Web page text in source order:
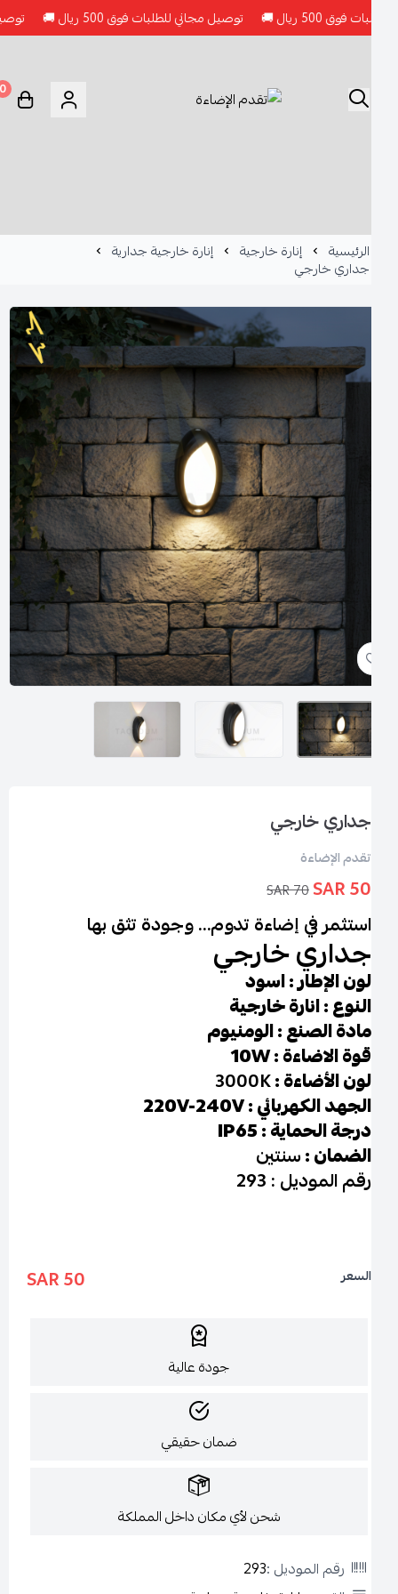
توصيل مجاني للطلبات فوق 500 ريال 🚚 توصيل مجاني
0
الرئيسية إنارة خارجية إنارة خارجية جدارية
جداري خارجي
جداري خارجي
تقدم الإضاءة
70 SAR
استثمر في إضاءة تدوم… وجودة تثق بها
جداري خارجي
لون الإطار : اسود
النوع : انارة خارجية
مادة الصنع : الومنيوم
قوة الاضاءة : 10W
لون الأضاءة :3000K
الجهد الكهربائي : 220V-240V
درجة الحماية : IP65
الضمان :سنتين
رقم الموديل : 293
السعر
جودة عالية
ضمان حقيقي
شحن لأي مكان داخل المملكة
رقم الموديل :293